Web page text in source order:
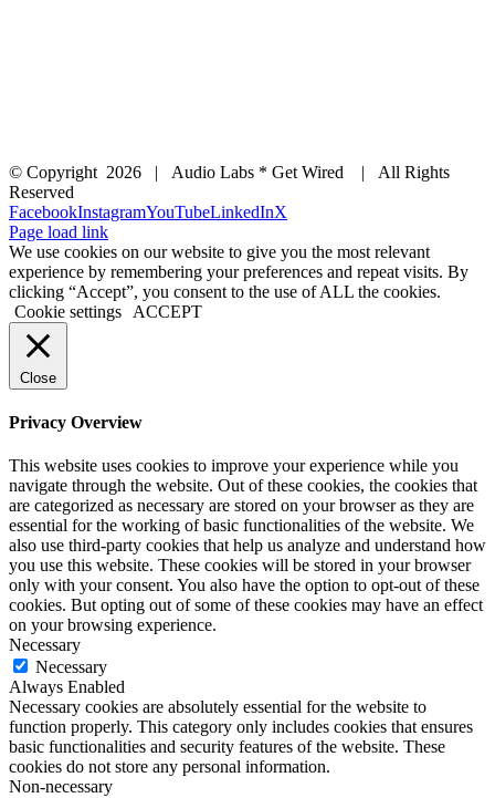
© Copyright 2026 | Audio Labs * Get Wired | All Rights
Reserved
FacebookInstagramYouTubeLinkedInX
Page load link
We use cookies on our website to give you the most relevant
experience by remembering your preferences and repeat visits. By
clicking “Accept”, you consent to the use of ALL the cookies.
Cookie settings
ACCEPT
Close
Privacy Overview
This website uses cookies to improve your experience while you
navigate through the website. Out of these cookies, the cookies that
are categorized as necessary are stored on your browser as they are
essential for the working of basic functionalities of the website. We
also use third-party cookies that help us analyze and understand how
you use this website. These cookies will be stored in your browser
only with your consent. You also have the option to opt-out of these
cookies. But opting out of some of these cookies may have an effect
on your browsing experience.
Necessary
Necessary
Always Enabled
Necessary cookies are absolutely essential for the website to
function properly. This category only includes cookies that ensures
basic functionalities and security features of the website. These
cookies do not store any personal information.
Non-necessary